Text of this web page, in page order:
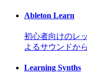
Ableton Learn
初心者向けのレ
よるサウンドか
Learning Synths